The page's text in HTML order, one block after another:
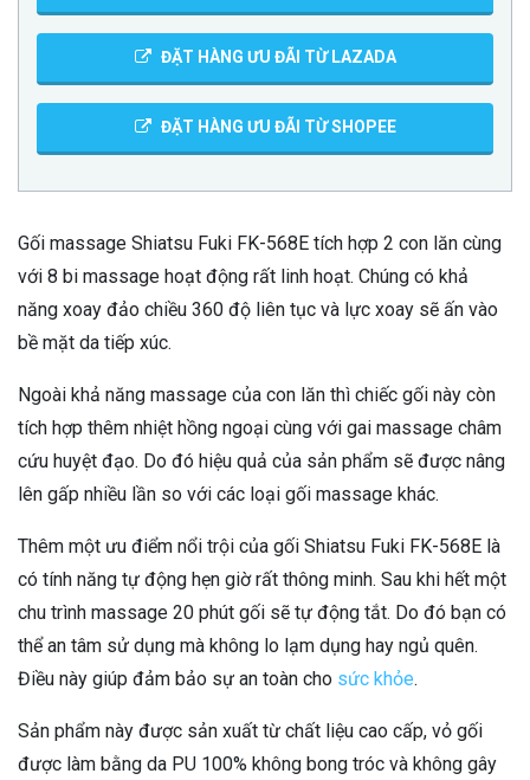
ĐẶT HÀNG ƯU ĐÃI TỪ LAZADA
ĐẶT HÀNG ƯU ĐÃI TỪ SHOPEE
Gối massage Shiatsu Fuki FK-568E tích hợp 2 con lăn cùng
với 8 bi massage hoạt động rất linh hoạt. Chúng có khả
năng xoay đảo chiều 360 độ liên tục và lực xoay sẽ ấn vào
bề mặt da tiếp xúc.
Ngoài khả năng massage của con lăn thì chiếc gối này còn
tích hợp thêm nhiệt hồng ngoại cùng với gai massage châm
cứu huyệt đạo. Do đó hiệu quả của sản phẩm sẽ được nâng
lên gấp nhiều lần so với các loại gối massage khác.
Thêm một ưu điểm nổi trội của gối Shiatsu Fuki FK-568E là
có tính năng tự động hẹn giờ rất thông minh. Sau khi hết một
chu trình massage 20 phút gối sẽ tự động tắt. Do đó bạn có
thể an tâm sử dụng mà không lo lạm dụng hay ngủ quên.
Điều này giúp đảm bảo sự an toàn cho sức khỏe.
Sản phẩm này được sản xuất từ chất liệu cao cấp, vỏ gối
được làm bằng da PU 100% không bong tróc và không gây